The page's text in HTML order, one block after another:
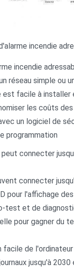
incendie
incendie
réseau simple ou
est facile à installer
les coûts des
un logiciel de
programmation
connecter
connecter
pour l'affichage
test et de
pour gagner du
facile de l'ordinateur
jusqu'à 2030